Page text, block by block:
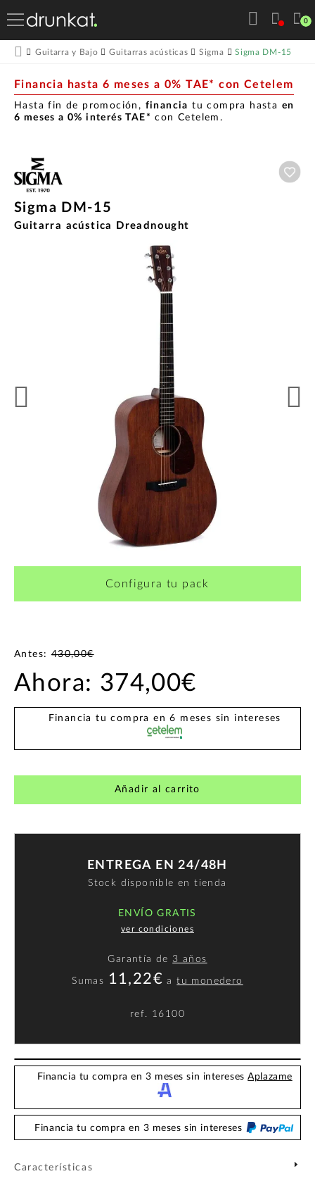
0
Guitarra y Bajo Guitarras acústicas Sigma Sigma DM-15
Financia hasta 6 meses a 0% TAE* con Cetelem
Hasta fin de promoción, financia tu compra hasta en
6 meses a 0% interés TAE* con Cetelem.
Sigma DM-15
Guitarra acústica Dreadnought
¿Quieres crearte tu propio pack?
Configura tu pack
Antes:430,00€
Ahora: 374,00€
Financia tu compra en 6 meses sin intereses
Añadir al carrito
ENTREGA EN 24/48H
Stock disponible en tienda
ENVÍO GRATIS
ver condiciones
Garantía de 3 años
Sumas 11,22€ atu monedero
ref. 16100
Financia tu compra en 3 meses sin interesesAplazame
Financia tu compra en 3 meses sin intereses
Características